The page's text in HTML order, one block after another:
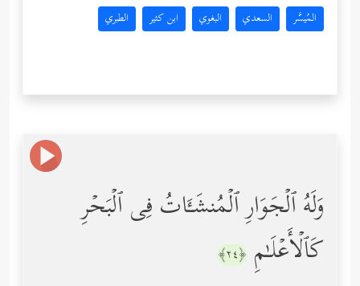
المُيسَّر السعدي البغوي ابن كثير الطبري
وَلَهُ ٱلۡجَوَارِ ٱلۡمُنشَـَٔاتُ فِی ٱلۡبَحۡرِ
كَٱلۡأَعۡلَـٰمِ ﴿٢٤﴾